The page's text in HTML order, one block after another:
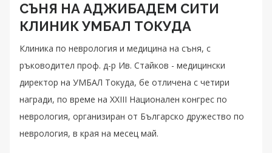
СЪНЯ НА АДЖИБАДЕМ СИТИ
КЛИНИК УМБАЛ ТОКУДА
Клиника по неврология и медицина на съня, с
ръководител проф. д-р Ив. Стайков - медицински
директор на УМБАЛ Токуда, бе отличена с четири
награди, по време на XXIII Национален конгрес по
неврология, организиран от Българско дружество по
неврология, в края на месец май.